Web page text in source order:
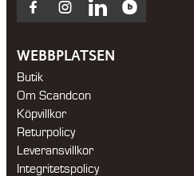
Facebook
Instagram
LinkedInBlocket
WEBBPLATSEN
Butik
Om Scandcon
Köpvillkor
Returpolicy
Leveransvillkor
Integritetspolicy